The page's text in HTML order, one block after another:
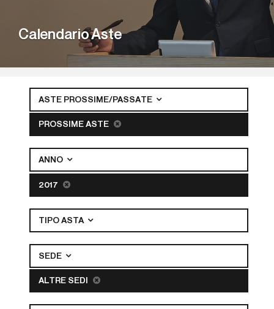
Calendario Aste
ASTE PROSSIME/PASSATE
PROSSIME ASTE
ANNO
2017
TIPO ASTA
SEDE
ALTRE SEDI